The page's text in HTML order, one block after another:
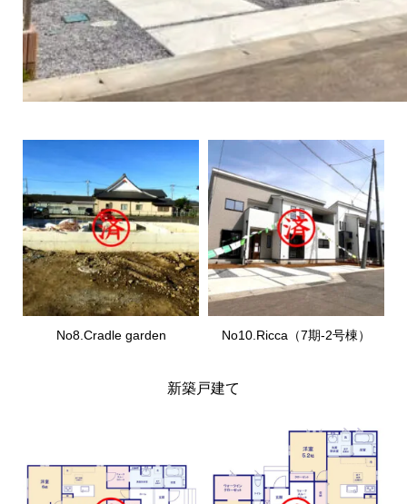
No8.Cradle garden No10.Ricca（7期-2号棟）
新築戸建て